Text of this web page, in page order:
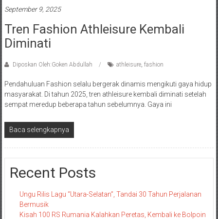
September 9, 2025
Tren Fashion Athleisure Kembali
Diminati
Diposkan Oleh:Goken Abdullah athleisure, fashion
Pendahuluan Fashion selalu bergerak dinamis mengikuti gaya hidup
masyarakat. Di tahun 2025, tren athleisure kembali diminati setelah
sempat meredup beberapa tahun sebelumnya. Gaya ini
Baca selengkapnya
Recent Posts
Ungu Rilis Lagu “Utara-Selatan”, Tandai 30 Tahun Perjalanan
Bermusik
Kisah 100 RS Rumania Kalahkan Peretas, Kembali ke Bolpoin